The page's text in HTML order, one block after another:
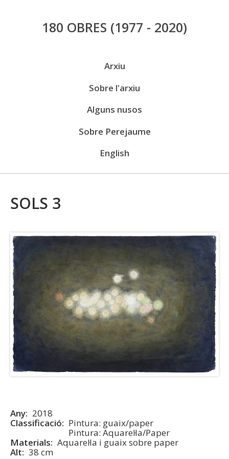
Vés
al
180 OBRES (1977 - 2020)
Arxiu
Sobre l'arxiu
Alguns nusos
Sobre Perejaume
English
SOLS 3
Any
2018
Classificació
Pintura: guaix/paper
Pintura: Aquarel·la/Paper
Materials
Aquarel·la i guaix sobre paper
Alt
38 cm